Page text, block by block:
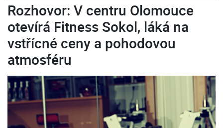
Rozhovor: V centru Olomouce
otevírá Fitness Sokol, láká na
vstřícné ceny a pohodovou
atmosféru